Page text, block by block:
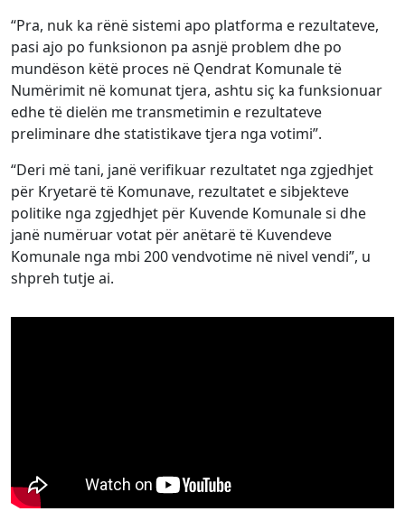
“Pra, nuk ka rënë sistemi apo platforma e rezultateve,
pasi ajo po funksionon pa asnjë problem dhe po
mundëson këtë proces në Qendrat Komunale të
Numërimit në komunat tjera, ashtu siç ka funksionuar
edhe të dielën me transmetimin e rezultateve
preliminare dhe statistikave tjera nga votimi”.
“Deri më tani, janë verifikuar rezultatet nga zgjedhjet
për Kryetarë të Komunave, rezultatet e sibjekteve
politike nga zgjedhjet për Kuvende Komunale si dhe
janë numëruar votat për anëtarë të Kuvendeve
Komunale nga mbi 200 vendvotime në nivel vendi”, u
shpreh tutje ai.